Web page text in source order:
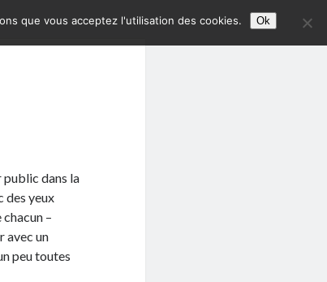
public dans la
des yeux
–
avec un
peu toutes
que vous acceptez l'utilisation des cookies. Ok